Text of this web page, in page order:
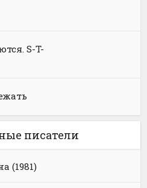
S-T-
писатели
(1981)